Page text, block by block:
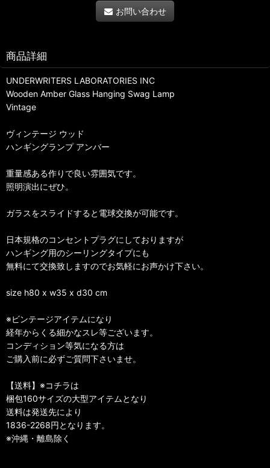
お問い合わせ
商品詳細
UNDERWRITERS LABORATORIES INC
Wooden Amber Glass Hanging Swag Lamp
Vintage
ヴィンテージ ウッド
ハンギングランプ アンバー
重量感ある作りで良い雰囲気です。
照明演出にぜひ。
ガラスをスライドすると電球交換が可能です。
日本規格のコンセントプラグにしておりますが
ハンギング用のシーリングタイプにも
無料にて交換致しますのでお気軽にお声かけ下さい。
size h80 x w35 x d30 cm
※ビンテージアイテムになり
経年からくる細かなスレ等ございます。
コンディション等気になる方は
ご購入前に必ずご質問下さいませ。
【送料】※コチラは
梱包160サイズの大型アイテムとなり
送料は発送先により
1836-2268円となります。
※沖縄・離島除く